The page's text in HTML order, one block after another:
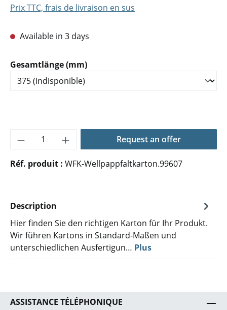
Prix TTC, frais de livraison en sus
Available in 3 days
Sélectionnez
Gesamtlänge (mm)
Quantité de produit : Entrez la
Request an offer
Réf. produit : WFK-Wellpappfaltkarton.99607
Description
Hier finden Sie den richtigen Karton für Ihr Produkt.
Wir führen Kartons in Standard-Maßen und
unterschiedlichen Ausfertigun… Plus
ASSISTANCE TÉLÉPHONIQUE